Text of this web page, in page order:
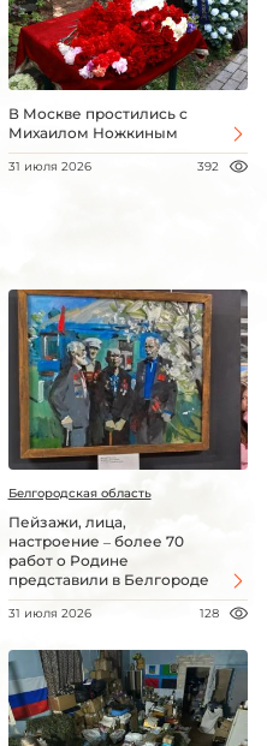
В Москве простились с
Михаилом Ножкиным
31 июля 2026 392
Белгородская область
Пейзажи, лица,
настроение – более 70
работ о Родине
представили в Белгороде
31 июля 2026 128